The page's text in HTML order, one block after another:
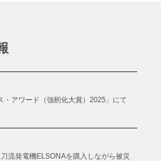
・アワード（強靭化大賞）2025」にて
流発電機ELSONAを購入しながら被災